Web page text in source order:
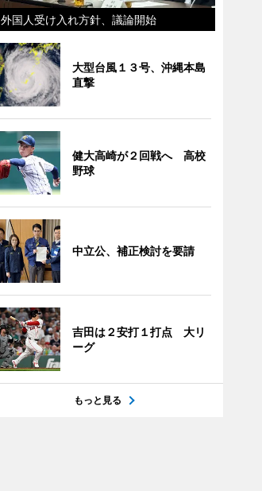
外国人受け入れ方針、議論開始
大型台風１３号、沖縄本島
直撃
健大高崎が２回戦へ 高校
野球
中立公、補正検討を要請
吉田は２安打１打点 大リ
ーグ
もっと見る